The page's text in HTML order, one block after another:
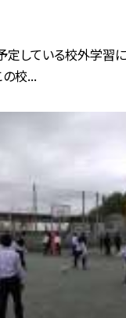
定している校外学習
の校...